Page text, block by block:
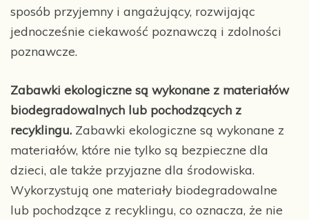
sposób przyjemny i angażujący, rozwijając
jednocześnie ciekawość poznawczą i zdolności
poznawcze.
Zabawki ekologiczne są wykonane z materiałów
biodegradowalnych lub pochodzących z
recyklingu. Zabawki ekologiczne są wykonane z
materiałów, które nie tylko są bezpieczne dla
dzieci, ale także przyjazne dla środowiska.
Wykorzystują one materiały biodegradowalne
lub pochodzące z recyklingu, co oznacza, że nie